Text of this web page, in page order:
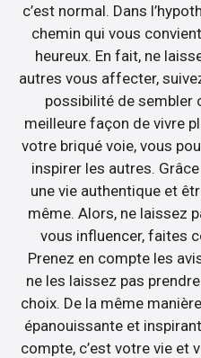
c’est normal. Dans
chemin qui vous
heureux. En fait, ne
autres vous affecter,
possibilité de sembler
meilleure façon de vivre
votre briqué voie, vous
inspirer les autres.
une vie authentique et
même. Alors, ne laissez
vous influencer, faites
Prenez en compte les
ne les laissez pas
choix. De la même
épanouissante et
compte, c’est votre vie et